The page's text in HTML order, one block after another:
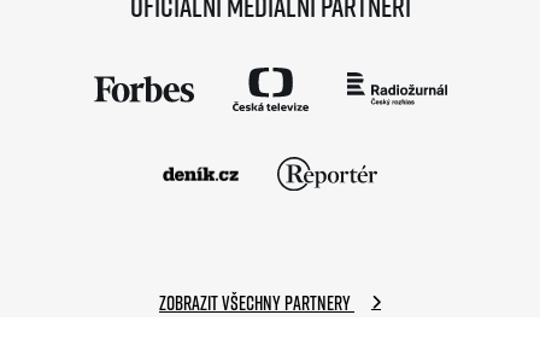
Zobrazit všechny partnery